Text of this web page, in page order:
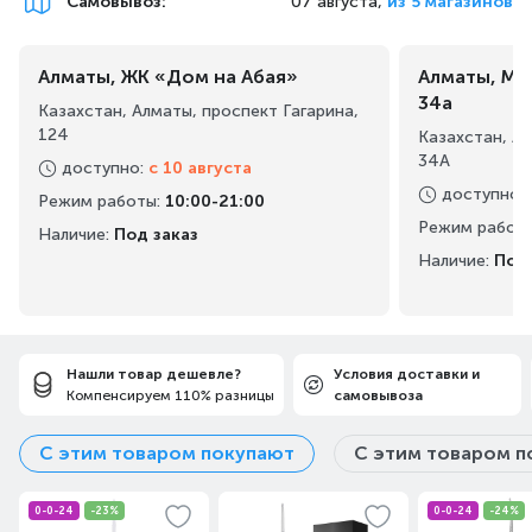
налет с поверхности зубов и линии десен до 3 раз
десны
распознает давление на щетку, предупреждает
Алматы, ЖК «Дом на Абая»
Казахстан, Алматы, проспект Гагарина,
124
доступно: с 10 августа
Режим работы: 10:00-21:00
Наличие: Под заказ
Алматы,
34а
Казахстан,
34А
доступно
Режим
Наличие: Под
Нашли товар дешевле?
Компенсируем 110% разницы
Условия доставки и
самовывоза
С этим товаром покупают С этим товаром
0-0-24 -23% 0-0-24 -24%